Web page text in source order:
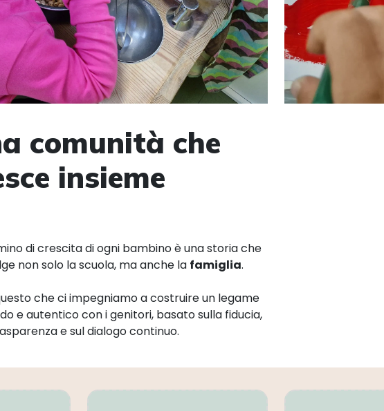
comunità che
insieme
di crescita di ogni bambino è una storia che
non solo la scuola, ma anche la famiglia.
che ci impegniamo a costruire un legame
e autentico con i genitori, basato sulla fiducia,
e sul dialogo continuo.